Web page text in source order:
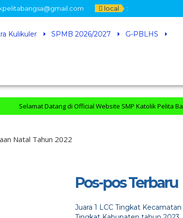
local :
Kulikuler SPMB 2026/2027 G-PBLHS
Selamat Datang di Official Website SMP Katolik Pelita Bangsa
Natal Tahun 2022
Pos-pos Terbaru
Juara 1 LCC Tingkat